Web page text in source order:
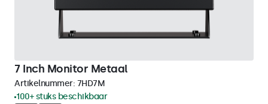
7 Inch Monitor Metaal
Artikelnummer: 7HD7M
100+ stuks beschikbaar